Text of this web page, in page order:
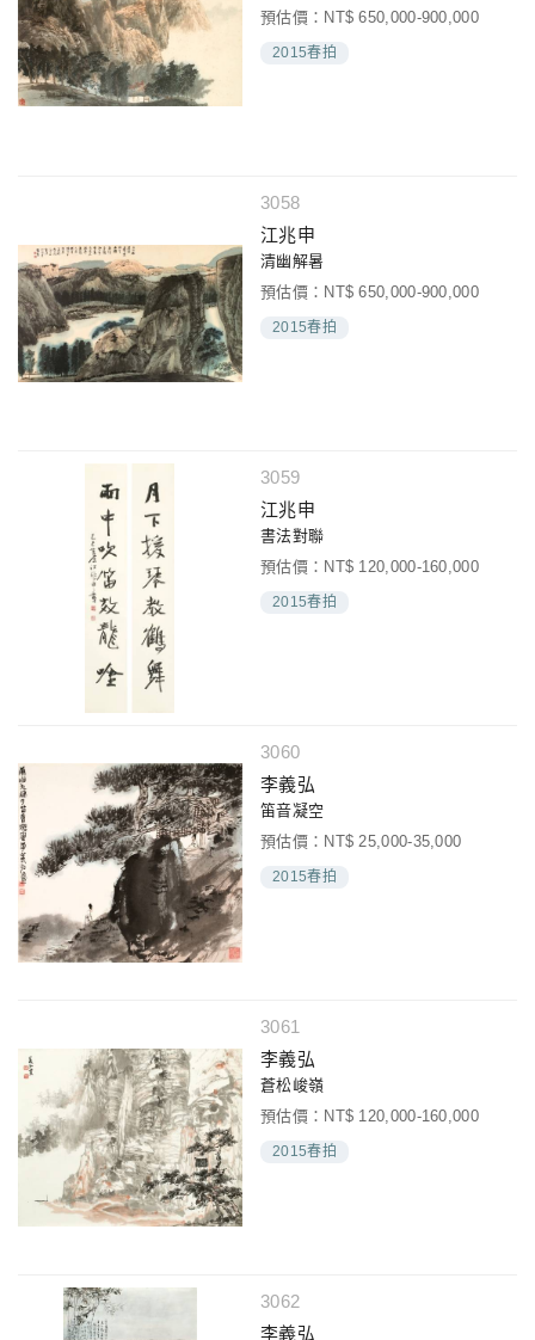
預估價：NT$ 650,000-900,000
2015春拍
3058
江兆申
清幽解暑
預估價：NT$ 650,000-900,000
2015春拍
3059
江兆申
書法對聯
預估價：NT$ 120,000-160,000
2015春拍
3060
李義弘
笛音凝空
預估價：NT$ 25,000-35,000
2015春拍
3061
李義弘
蒼松峻嶺
預估價：NT$ 120,000-160,000
2015春拍
3062
李義弘